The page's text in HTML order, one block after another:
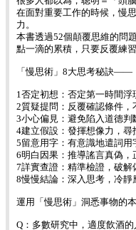
在面對重要工作的時候，慢
力。
本書透過52個顛覆思維的問
點一滴的累積，只要反覆練
「慢思術」8大思考秘訣――
1否定初想：否定第一時間浮
2質疑提問：反覆確認條件，
3小心偏見：避免陷入道德判
4建立假設：發揮想像力，尋
5留意用字：有意識地遣詞用
6明白因果：推導謠言真偽，
7詳實查證：精準檢證，破解
8慢慢結論：深入思考，冷靜
運用「慢思術」洞悉事物的
Q：多數研究中，適度飲酒